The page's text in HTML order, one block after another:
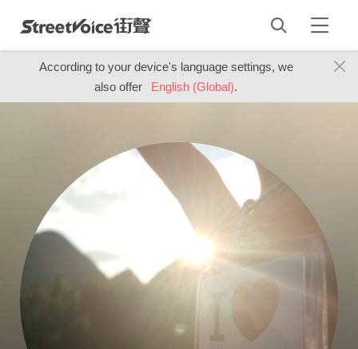
According to your device's language settings, we
also offer
English (Global).